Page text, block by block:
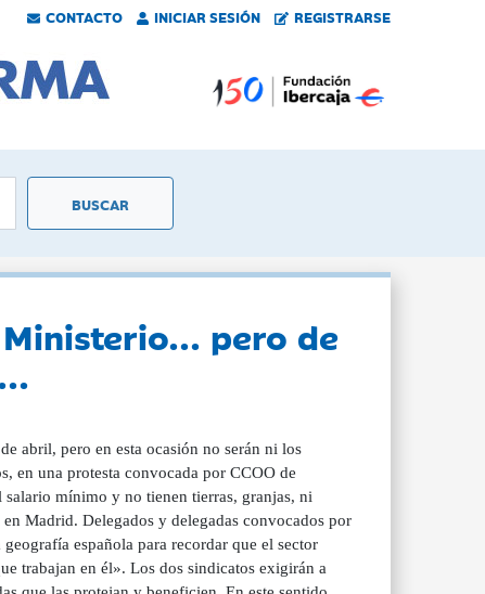
CONTACTO INICIAR SESIÓN REGISTRARSE
pero de
abril, pero en esta ocasión no serán ni los
en una protesta convocada por CCOO de
mínimo y no tienen tierras, granjas, ni
Madrid. Delegados y delegadas convocados por
española para recordar que el sector
trabajan en él». Los dos sindicatos exigirán a